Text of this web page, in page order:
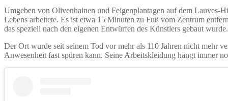
Umgeben von Olivenhainen und Feigenplantagen auf dem Lauves-
Lebens arbeitete. Es ist etwa 15 Minuten zu Fuß vom Zentrum
das speziell nach den eigenen Entwürfen des Künstlers gebaut wurde.
Der Ort wurde seit seinem Tod vor mehr als 110 Jahren nicht mehr
Anwesenheit fast spüren kann. Seine Arbeitskleidung hängt immer